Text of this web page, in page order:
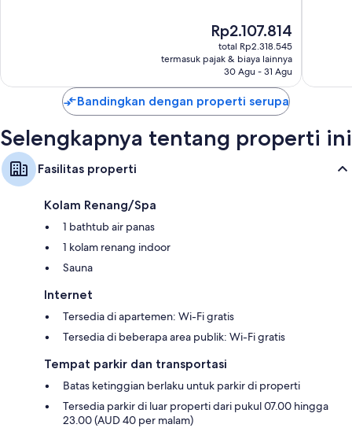
Harga
sekarang
Rp2.107.814
Rp2.107.814
total Rp2.318.545
termasuk pajak & biaya lainnya
30 Agu - 31 Agu
Bandingkan dengan properti serupa
Selengkapnya tentang properti ini
Fasilitas properti
Kolam Renang/Spa
1 bathtub air panas
1 kolam renang indoor
Sauna
Internet
Tersedia di apartemen: Wi-Fi gratis
Tersedia di beberapa area publik: Wi-Fi gratis
Tempat parkir dan transportasi
Batas ketinggian berlaku untuk parkir di properti
Tersedia parkir di luar properti dari pukul 07.00 hingga
23.00 (AUD 40 per malam)